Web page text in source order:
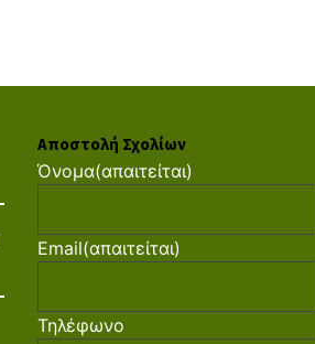
Αποστολή Σχολίων
Όνομα(απαιτείται)
Email(απαιτείται)
Τηλέφωνο